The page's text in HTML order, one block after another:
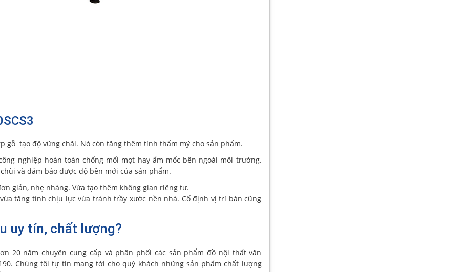
gỗ tạo độ vững chãi. Nó còn tăng thêm tính thẩm mỹ cho sản phẩm.
nghiệp hoàn toàn chống mối mọt hay ẩm mốc bên ngoài môi trường.
và đảm bảo được độ bền mới của sản phẩm.
giản, nhẹ nhàng. Vừa tạo thêm không gian riêng tư.
tăng tính chịu lực vừa tránh trầy xước nền nhà. Cố định vị trí bàn cũng
uy tín, chất lượng?
20 năm chuyên cung cấp và phân phối các sản phẩm đồ nội thất văn
Chúng tôi tự tin mang tới cho quý khách những sản phẩm chất lượng